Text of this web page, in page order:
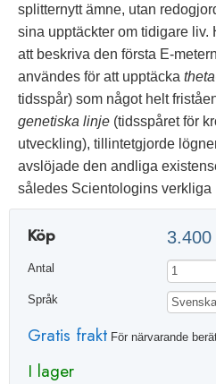
splitternytt ämne, utan
sina upptäckter om tidigare liv.
att beskriva den första E-
användes för att upptäcka
tidsspår) som något helt
genetiska linje (tidsspåret för
utveckling), tillintetgjorde
avslöjade den andliga
således Scientologins verkliga
Köp 3.400
Antal
Språk
Gratis fraktFör närvarande
I lager